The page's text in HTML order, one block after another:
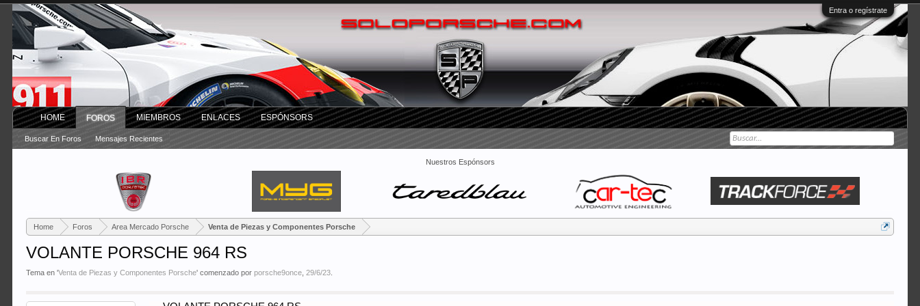
Entra o regístrate
Nuestros Espónsors
Home Foros Area Mercado Porsche Venta de Piezas y Componentes Porsche
VOLANTE PORSCHE 964 RS
Tema en 'Venta de Piezas y Componentes Porsche' comenzado porporsche9once ,29/6/23
HOME FOROS
Buscar En Foros Mensajes Recientes
MIEMBROS ENLACES ESPÓNSORS